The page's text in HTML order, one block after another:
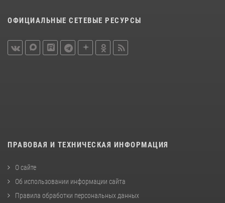
ОФИЦИАЛЬНЫЕ СЕТЕВЫЕ РЕСУРСЫ
ПРАВОВАЯ И ТЕХНИЧЕСКАЯ ИНФОРМАЦИЯ
О сайте
Об использовании информации сайта
Правила обработки персональных данных